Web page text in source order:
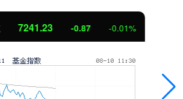
7241.23 -0.87 -0.01%